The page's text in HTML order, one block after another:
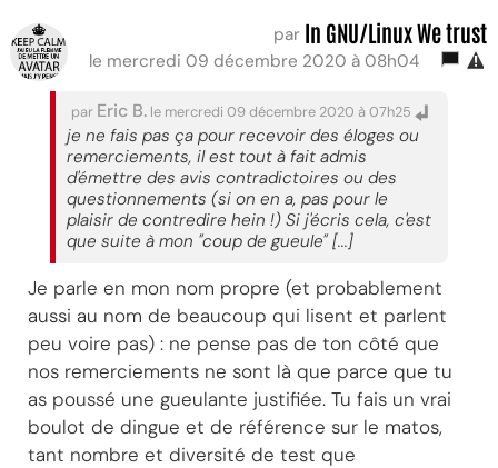
par In GNU/Linux We trust
le mercredi 09 décembre 2020 à 08h04
par Eric B. le mercredi 09 décembre 2020 à 07h25
je ne fais pas ça pour recevoir des éloges ou
remerciements, il est tout à fait admis
d'émettre des avis contradictoires ou des
questionnements (si on en a, pas pour le
plaisir de contredire hein !) Si j'écris cela, c'est
que suite à mon "coup de gueule" [...]
Je parle en mon nom propre (et probablement
aussi au nom de beaucoup qui lisent et parlent
peu voire pas) : ne pense pas de ton côté que
nos remerciements ne sont là que parce que tu
as poussé une gueulante justifiée. Tu fais un vrai
boulot de dingue et de référence sur le matos,
tant nombre et diversité de test que